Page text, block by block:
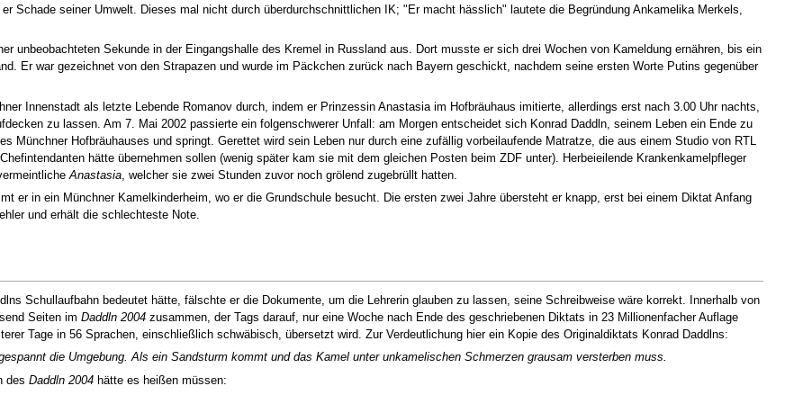
Schade seiner Umwelt. Dieses mal nicht durch überdurchschnittlichen IK; "Er macht hässlich" lautete die Begründung Ankamelika Merkels,
unbeobachteten Sekunde in der Eingangshalle des Kremel in Russland aus. Dort musste er sich drei Wochen von Kameldung ernähren, bis ein
Er war gezeichnet von den Strapazen und wurde im Päckchen zurück nach Bayern geschickt, nachdem seine ersten Worte Putins gegenüber
Innenstadt als letzte Lebende Romanov durch, indem er Prinzessin Anastasia im Hofbräuhaus imitierte, allerdings erst nach 3.00 Uhr nachts,
zu lassen. Am 7. Mai 2002 passierte ein folgenschwerer Unfall: am Morgen entscheidet sich Konrad Daddln, seinem Leben ein Ende zu
Münchner Hofbräuhauses und springt. Gerettet wird sein Leben nur durch eine zufällig vorbeilaufende Matratze, die aus einem Studio von RTL
hätte übernehmen sollen (wenig später kam sie mit dem gleichen Posten beim ZDF unter). Herbeieilende Krankenkamelpfleger
Anastasia , welcher sie zwei Stunden zuvor noch grölend zugebrüllt hatten.
er in ein Münchner Kamelkinderheim, wo er die Grundschule besucht. Die ersten zwei Jahre übersteht er knapp, erst bei einem Diktat Anfang
und erhält die schlechteste Note.
Schullaufbahn bedeutet hätte, fälschte er die Dokumente, um die Lehrerin glauben zu lassen, seine Schreibweise wäre korrekt. Innerhalb von
Seiten im Daddln 2004 zusammen, der Tags darauf, nur eine Woche nach Ende des geschriebenen Diktats in 23 Millionenfacher Auflage
Tage in 56 Sprachen, einschließlich schwäbisch, übersetzt wird. Zur Verdeutlichung hier ein Kopie des Originaldiktats Konrad Daddlns:
die Umgebung. Als ein Sandsturm kommt und das Kamel unter unkamelischen Schmerzen grausam versterben muss.
des Daddln 2004 hätte es heißen müssen: